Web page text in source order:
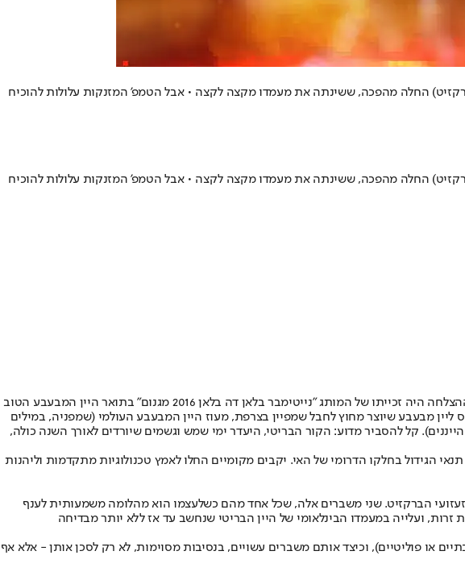
החלה מהפכה, ששינתה את מעמדו מקצה לקצה • אבל הטמפ' המזנקות עלולות להוכיח
החלה מהפכה, ששינתה את מעמדו מקצה לקצה • אבל הטמפ' המזנקות עלולות להוכיח
הבריטית, והמחישה יותר מכל את עומק המהפכה שעברה בעשורים האחרונים. שיאה של ההצלחה היה זכייתו של המותג "נייטימבר בלאן דה בלאן 2016 מגנום" בתואר היין המבעבע הטוב
חבל שמפיין בצרפת, מעוז היין המבעבע העולמי (שמפניה, במילים
קל להסביר מדוע: הקור הבריטי, היעדר ימי שמש וגשמים שיורדים לאורך השנה כולה,
הגידול בחלקו הדרומי של האי. יקבים מקומיים החלו לאמץ טכנולוגיות מתקדמות וליהנות
הברקזיט. שני משברים אלה, שכל אחד מהם כשלעצמו הוא מהלומה משמעותית לענף
ועלייה במעמדו הבינלאומי של היין הבריטי שנחשב עד אז ללא יותר מבדיחה
פוליטיים), וכיצד אותם משברים עשויים, בנסיבות מסוימות, לא רק לסכן אותן - אלא אף